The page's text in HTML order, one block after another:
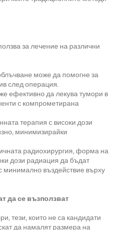
за лечение на различни
може да помогне за
след операция.
ефективно да лекува тумори в
с компрометирана
терапия с високи дози
минимизирайки
радиохирургия, форма на
дози радиация да бъдат
минимално въздействие върху
да се възползват
тези, които не са кандидати
да намалят размера на